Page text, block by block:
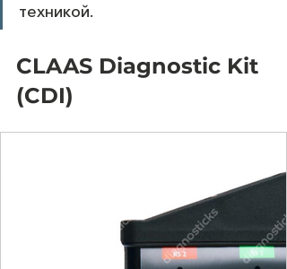
техникой.
CLAAS Diagnostic Kit
(CDI)